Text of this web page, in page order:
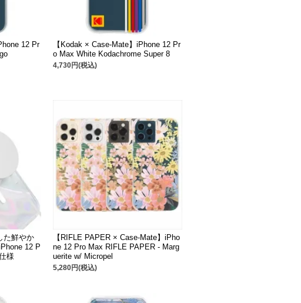
12 Pr
【Kodak × Case-Mate】iPhone 12 Pr
o Max White Kodachrome Super 8
4,730円(税込)
た鮮やか
12 P
様
【RIFLE PAPER × Case-Mate】iPho
ne 12 Pro Max RIFLE PAPER - Marg
uerite w/ Micropel
5,280円(税込)